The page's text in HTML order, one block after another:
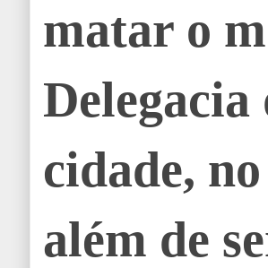
matar o
cidade,
além de